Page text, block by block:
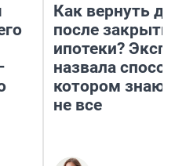
Как вернуть
после
ипотеки?
назвала
котором
не все